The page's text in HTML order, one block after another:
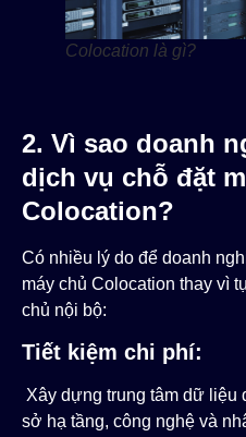
Colocation là gì?
2. Vì sao doanh
dịch vụ chỗ đặt
Colocation?
Có nhiều lý do để doanh
máy chủ Colocation thay vì
chủ nội bộ:
Tiết kiệm chi phí:
Xây dựng trung tâm dữ liệu
sở hạ tầng, công nghệ và